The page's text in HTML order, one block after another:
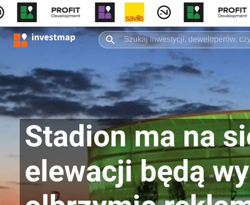
Stadion ma na
elewacji będą